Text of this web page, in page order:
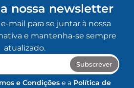
nossa newsletter
mail para se juntar à nossa
e mantenha-se sempre
atualizado.
Subscrever
e Condições e a Política de